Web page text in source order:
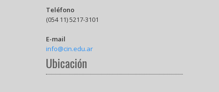
Teléfono
(054 11) 5217-3101
E-mail
info@cin.edu.ar
Ubicación